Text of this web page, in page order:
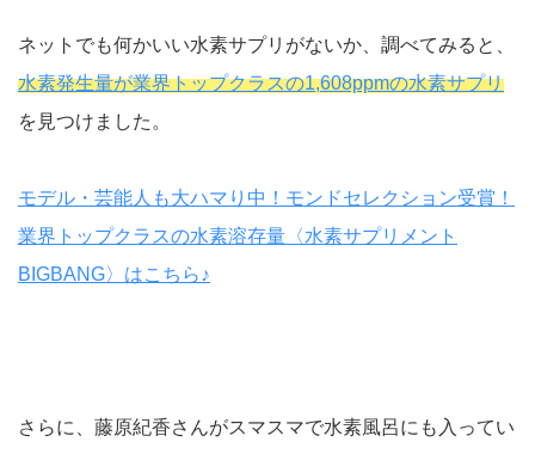
ネットでも何かいい水素サプリがないか、調べてみると、
水素発生量が業界トップクラスの1,608ppmの水素サプリ
を見つけました。
モデル・芸能人も大ハマり中！モンドセレクション受賞！
業界トップクラスの水素溶存量〈水素サプリメント
BIGBANG〉はこちら♪
さらに、藤原紀香さんがスマスマで水素風呂にも入ってい